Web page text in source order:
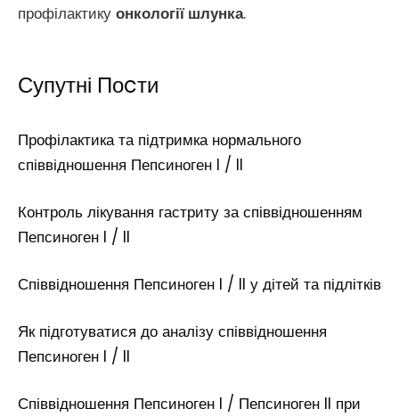
профілактику онкології шлунка.
Супутні Поcти
Профілактика та підтримка нормального
співвідношення Пепсиноген I / II
Контроль лікування гастриту за співвідношенням
Пепсиноген I / II
Співвідношення Пепсиноген I / II у дітей та підлітків
Як підготуватися до аналізу співвідношення
Пепсиноген I / II
Співвідношення Пепсиноген I / Пепсиноген II при